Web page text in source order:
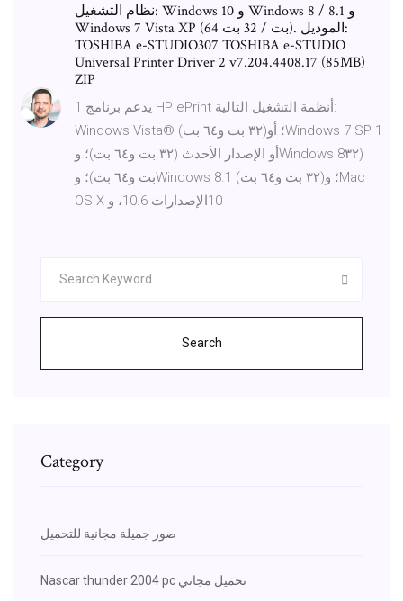
نظام التشغيل: Windows 10 و Windows 8 / 8.1 و
Windows 7 Vista XP (64 بت / 32 بت). الموديل:
TOSHIBA e-STUDIO307 TOSHIBA e-STUDIO
Universal Printer Driver 2 v7.204.4408.17 (85MB)
ZIP
1 يدعم برنامج HP ePrint أنظمة التشغيل التالية:
Windows Vista®‎ (٣٢ بت و٦٤‏ بت)؛ أوWindows 7 SP 1‎‏
أو الإصدار الأحدث (٣٢ بت و٦٤‏ بت)؛ وWindows 8‎‏ (٣٢
بت و٦٤‏ بت)؛ وWindows 8.1 (٣٢ بت و٦٤‏ بت)؛ وMac
OS X الإصدارات 10.6، و‎10
Search
Category
صور جميلة مجانية للتحميل
Nascar thunder 2004 pc تحميل مجاني